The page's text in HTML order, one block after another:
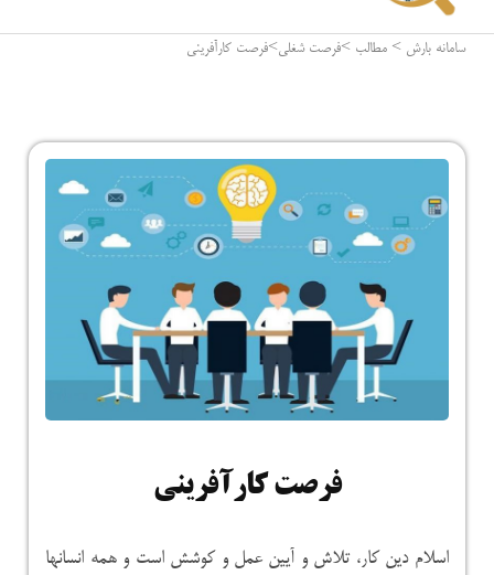
سامانه بارش > مطالب >فرصت شغلی>فرصت کارآفرینی
فرصت کارآفرینی
اسلام دین کار، تلاش و آیین عمل و کوشش است و همه انسانها